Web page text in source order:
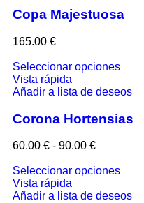
Copa Majestuosa
165.00 €
Seleccionar opciones
Vista rápida
Añadir a lista de deseos
Corona Hortensias
60.00 € - 90.00 €
Seleccionar opciones
Vista rápida
Añadir a lista de deseos